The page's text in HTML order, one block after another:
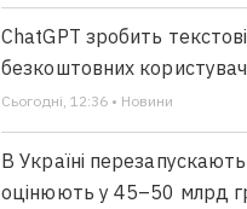
ChatGPT зробить
безкоштовних
Сьогодні, 12:36 • Новини
В Україні
оцінюють у 45–50 млрд